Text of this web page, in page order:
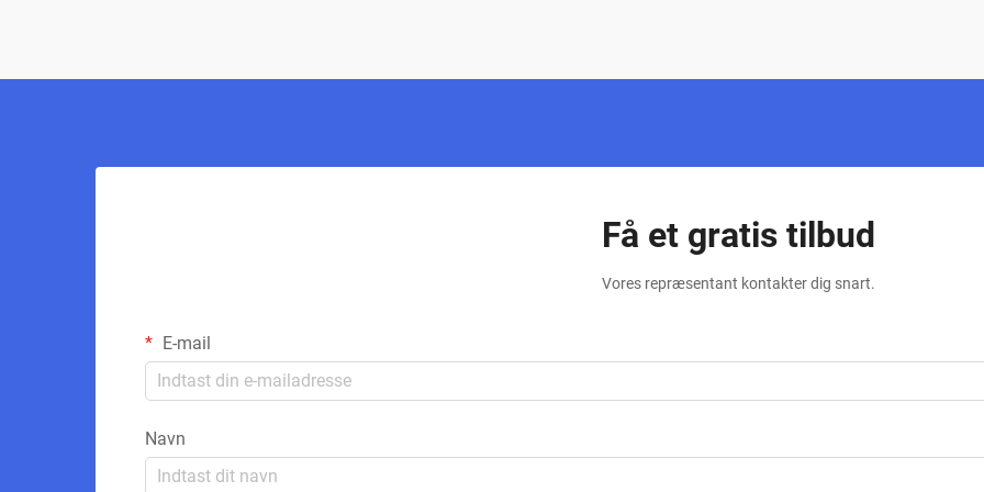
Få et gratis tilbud
Vores repræsentant kontakter dig snart.
E-mail
Navn